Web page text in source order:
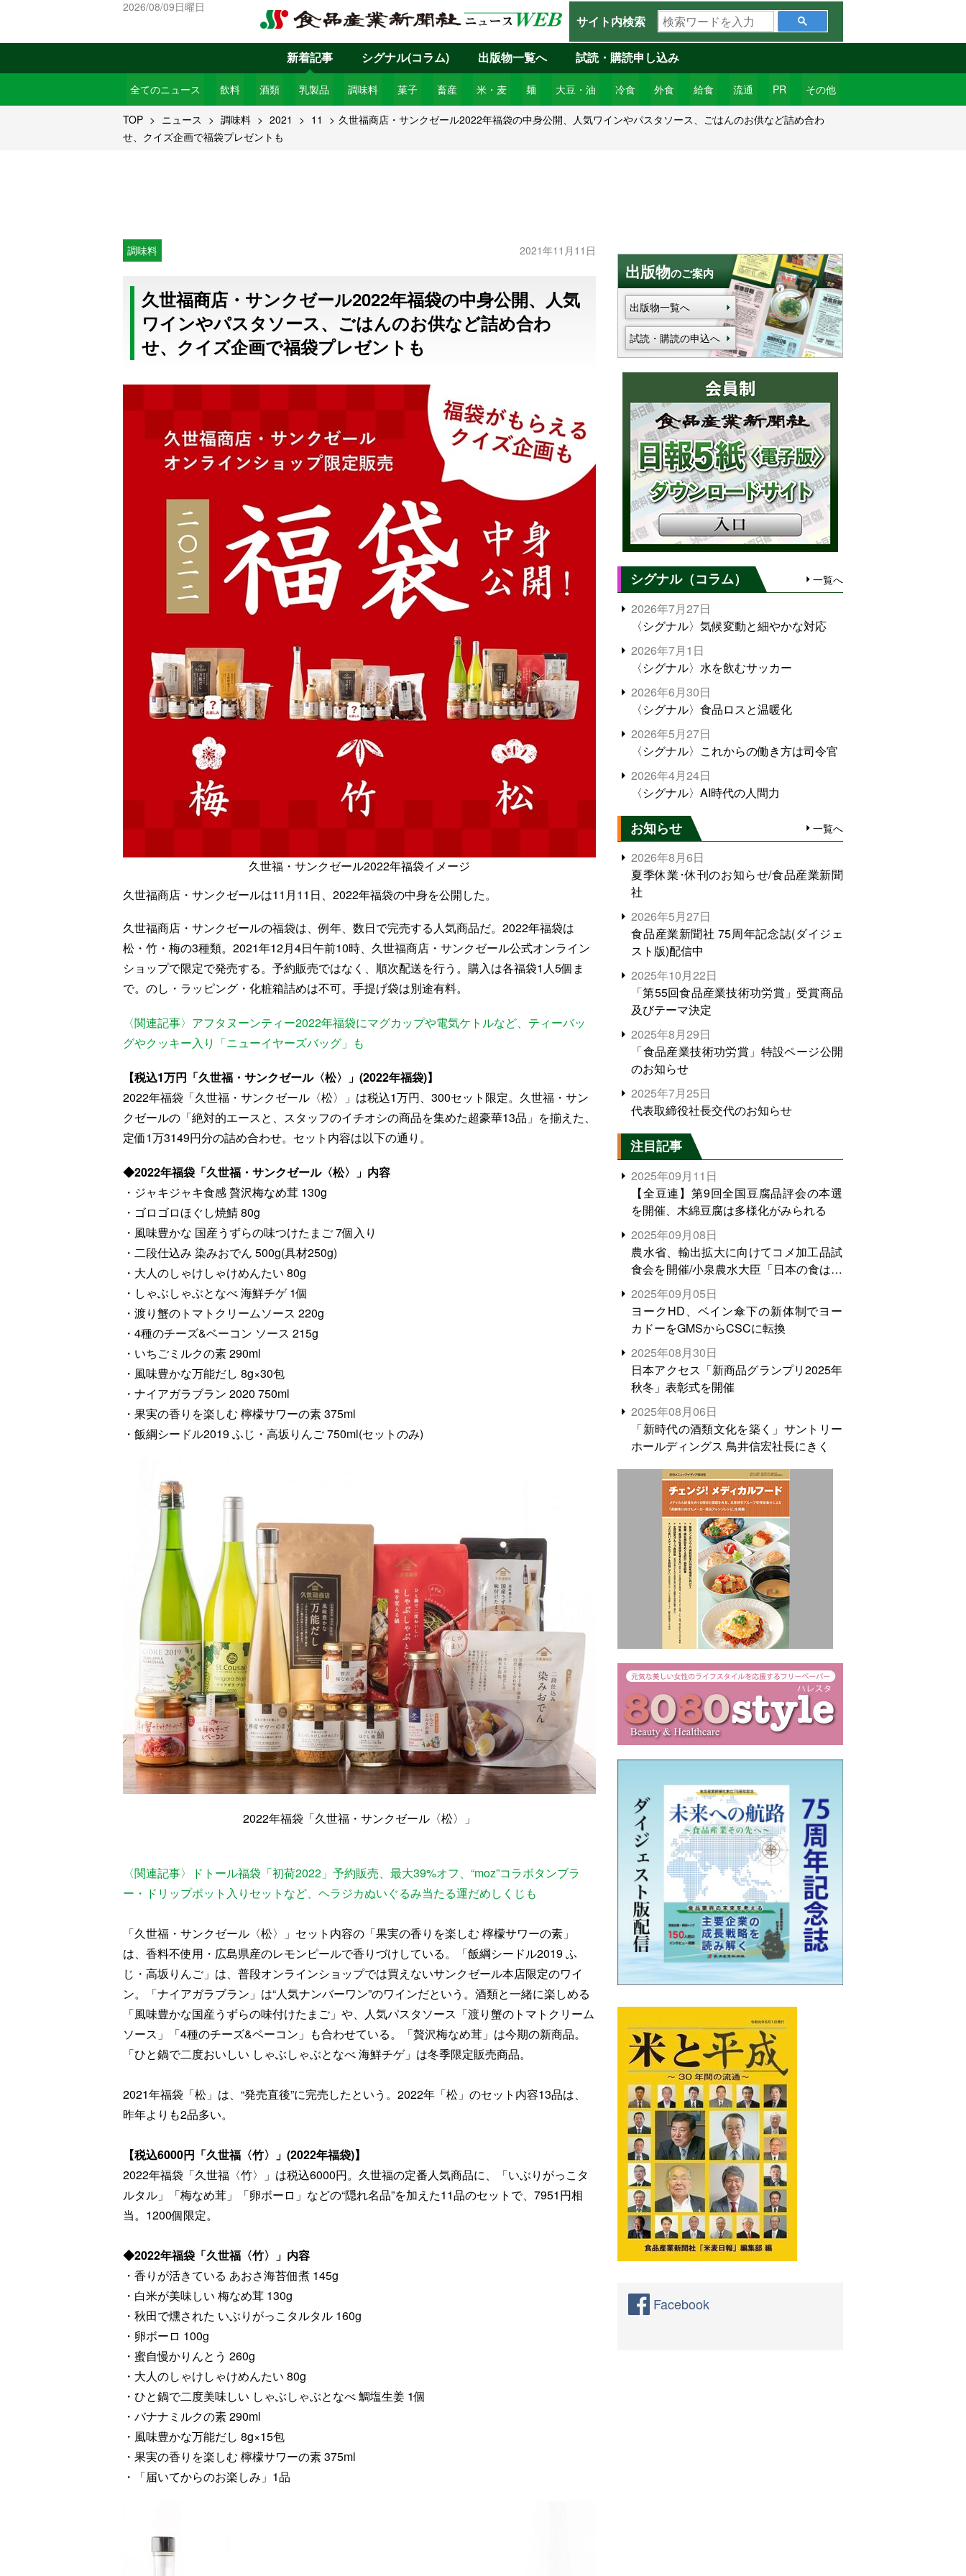
2026/08/09日曜日
サイト内検索
検
索
ワ
ー
ド
を
入
新着記事
全てのニュース 飲料 酒類 乳製品 調味料 菓子 畜産 米・麦 麺 大豆・油 冷食 外食 給食 流通 PR その他
シグナル(コラム) 出版物一覧へ 試読・購読申し込み
TOP ニュース 調味料 2021 11
久世福商店・サンクゼール2022年福袋の中身公開、人気ワインやパスタソース、ごはんのお供など詰め合わ
せ、クイズ企画で福袋プレゼントも
調味料 2021年11月11日
久世福商店・サンクゼール2022年福袋の中身公開、人気
ワインやパスタソース、ごはんのお供など詰め合わ
せ、クイズ企画で福袋プレゼントも
久世福・サンクゼール2022年福袋イメージ
久世福商店・サンクゼールは11月11日、2022年福袋の中身を公開した。
久世福商店・サンクゼールの福袋は、例年、数日で完売する人気商品だ。2022年福袋は
松・竹・梅の3種類。2021年12月4日午前10時、久世福商店・サンクゼール公式オンライン
ショップで限定で発売する。予約販売ではなく、順次配送を行う。購入は各福袋1人5個ま
で。のし・ラッピング・化粧箱詰めは不可。手提げ袋は別途有料。
〈関連記事〉アフタヌーンティー2022年福袋にマグカップや電気ケトルなど、ティーバッ
グやクッキー入り「ニューイヤーズバッグ」も
【税込1万円「久世福・サンクゼール〈松〉」(2022年福袋)】
2022年福袋「久世福・サンクゼール〈松〉」は税込1万円、300セット限定。久世福・サン
クゼールの「絶対的エースと、スタッフのイチオシの商品を集めた超豪華13品」を揃えた、
定価1万3149円分の詰め合わせ。セット内容は以下の通り。
◆2022年福袋「久世福・サンクゼール〈松〉」内容
・ジャキジャキ食感 贅沢梅なめ茸 130g
・ゴロゴロほぐし焼鯖 80g
・風味豊かな 国産うずらの味つけたまご 7個入り
・二段仕込み 染みおでん 500g(具材250g)
・大人のしゃけしゃけめんたい 80g
・しゃぶしゃぶとなべ 海鮮チゲ 1個
・渡り蟹のトマトクリームソース 220g
・4種のチーズ&ベーコン ソース 215g
・いちごミルクの素 290ml
・風味豊かな万能だし 8g×30包
・ナイアガラブラン 2020 750ml
・果実の香りを楽しむ 檸檬サワーの素 375ml
・飯綱シードル2019 ふじ・高坂りんご 750ml(セットのみ)
2022年福袋「久世福・サンクゼール〈松〉」
〈関連記事〉ドトール福袋「初荷2022」予約販売、最大39%オフ、“moz”コラボタンブラ
ー・ドリップポット入りセットなど、ヘラジカぬいぐるみ当たる運だめしくじも
「久世福・サンクゼール〈松〉」セット内容の「果実の香りを楽しむ 檸檬サワーの素」
は、香料不使用・広島県産のレモンピールで香りづけしている。「飯綱シードル2019 ふ
じ・高坂りんご」は、普段オンラインショップでは買えないサンクゼール本店限定のワイ
ン。「ナイアガラブラン」は“人気ナンバーワン”のワインだという。酒類と一緒に楽しめる
「風味豊かな国産うずらの味付けたまご」や、人気パスタソース「渡り蟹のトマトクリーム
ソース」「4種のチーズ&ベーコン」も合わせている。「贅沢梅なめ茸」は今期の新商品。
「ひと鍋で二度おいしい しゃぶしゃぶとなべ 海鮮チゲ」は冬季限定販売商品。
2021年福袋「松」は、“発売直後”に完売したという。2022年「松」のセット内容13品は、
昨年よりも2品多い。
【税込6000円「久世福〈竹〉」(2022年福袋)】
2022年福袋「久世福〈竹〉」は税込6000円。久世福の定番人気商品に、「いぶりがっこタ
ルタル」「梅なめ茸」「卵ボーロ」などの“隠れ名品”を加えた11品のセットで、7951円相
当。1200個限定。
◆2022年福袋「久世福〈竹〉」内容
・香りが活きている あおさ海苔佃煮 145g
・白米が美味しい 梅なめ茸 130g
・秋田で燻された いぶりがっこタルタル 160g
・卵ボーロ 100g
・蜜自慢かりんとう 260g
・大人のしゃけしゃけめんたい 80g
・ひと鍋で二度美味しい しゃぶしゃぶとなべ 鯛塩生姜 1個
・バナナミルクの素 290ml
・風味豊かな万能だし 8g×15包
・果実の香りを楽しむ 檸檬サワーの素 375ml
・「届いてからのお楽しみ」1品
出版物のご案内
出版物一覧へ
試読・購読の申込へ
シグナル（コラム） 一覧へ
2026年7月27日
〈シグナル〉気候変動と細やかな対応
2026年7月1日
〈シグナル〉水を飲むサッカー
2026年6月30日
〈シグナル〉食品ロスと温暖化
2026年5月27日
〈シグナル〉これからの働き方は司令官
2026年4月24日
〈シグナル〉AI時代の人間力
お知らせ 一覧へ
2026年8月6日
夏季休業･休刊のお知らせ/食品産業新聞
社
2026年5月27日
食品産業新聞社 75周年記念誌(ダイジェ
スト版)配信中
2025年10月22日
「第55回食品産業技術功労賞」受賞商品
及びテーマ決定
2025年8月29日
「食品産業技術功労賞」特設ページ公開
のお知らせ
2025年7月25日
代表取締役社長交代のお知らせ
注目記事
2025年09月11日
【全豆連】第9回全国豆腐品評会の本選
を開催、木綿豆腐は多様化がみられる
2025年09月08日
農水省、輸出拡大に向けてコメ加工品試
食会を開催/小泉農水大臣「日本の食は世
界でトップをとれる。米増産に向けて、
米輸出需要の拡大を」
2025年09月05日
ヨークHD、ベイン傘下の新体制でヨー
カドーをGMSからCSCに転換
2025年08月30日
日本アクセス「新商品グランプリ2025年
秋冬」表彰式を開催
2025年08月06日
「新時代の酒類文化を築く」サントリー
ホールディングス 鳥井信宏社長にきく
Facebook